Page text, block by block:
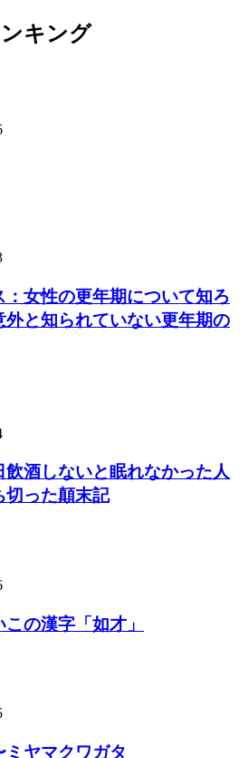
キング
：女性の更年期について知ろ
外と知られていない更年期の
飲酒しないと眠れなかった人
切った顛末記
の漢字「如才」
ヤマクワガタ